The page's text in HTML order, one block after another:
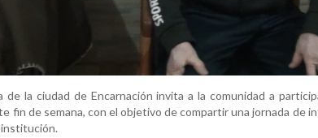
de la ciudad de Encarnación invita a la comunidad a
fin de semana, con el objetivo de compartir una jornada de